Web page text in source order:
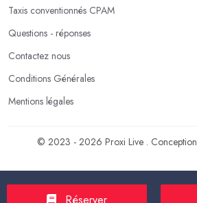
Taxis conventionnés CPAM
Questions - réponses
Contactez nous
Conditions Générales
Mentions légales
© 2023 - 2026 Proxi Live . Conception